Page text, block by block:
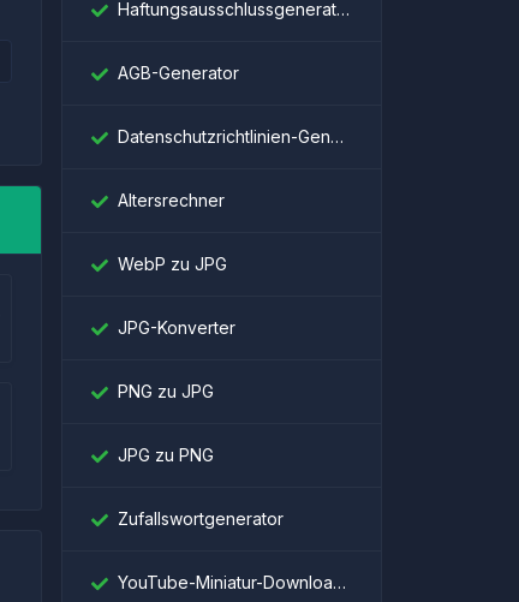
Haftungsausschlussgenerator
AGB-Generator
Datenschutzrichtlinien-Generator
Altersrechner
WebP zu JPG
JPG-Konverter
PNG zu JPG
JPG zu PNG
Zufallswortgenerator
YouTube-Miniatur-Downloader